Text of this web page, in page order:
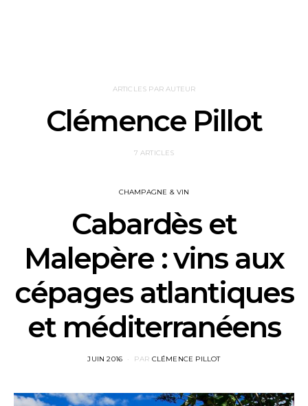
ARTICLES PAR AUTEUR
Clémence Pillot
7 ARTICLES
CHAMPAGNE & VIN
Cabardès et
Malepère : vins aux
cépages atlantiques
et méditerranéens
POSTED
JUIN 2016 PAR CLÉMENCE PILLOT